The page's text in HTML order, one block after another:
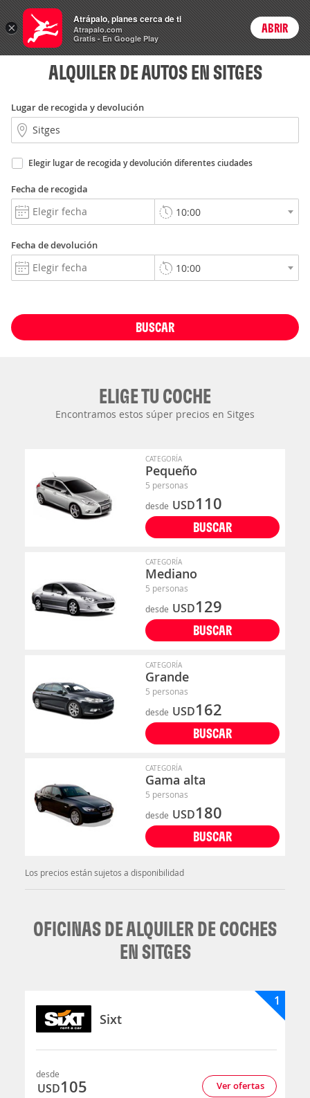
Rent
a Car Login
ALQUILER DE AUTOS EN SITGES
Lugar de recogida y devolución
Elegir lugar de recogida y devolución diferentes ciudades
Fecha de recogida
Fecha de devolución
BUSCAR
ELIGE TU COCHE
Encontramos estos súper precios en Sitges
CATEGORÍA
Pequeño
5 personas
desde USD110
BUSCAR
CATEGORÍA
Mediano
5 personas
desde USD129
BUSCAR
CATEGORÍA
Grande
5 personas
desde USD162
BUSCAR
CATEGORÍA
Gama alta
5 personas
desde USD180
BUSCAR
Los precios están sujetos a disponibilidad
OFICINAS DE ALQUILER DE COCHES
EN SITGES
Sixt
1
desde
USD105 Ver ofertas
×
Atrápalo, planes cerca de ti
Atrapalo.com
Gratis - En Google Play
ABRIR